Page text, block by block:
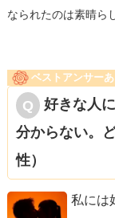
なられたのは素晴ら
ベストアンサーあ
好きな人
分からない。
性）
私には